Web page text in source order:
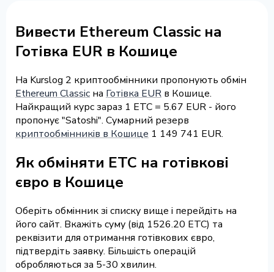
Вивести Ethereum Classic на
Готівка EUR в Кошице
На Kurslog 2 криптообмінники пропонують обмін
Ethereum Classic на Готівка EUR в Кошице.
Найкращий курс зараз 1 ETC = 5.67 EUR - його
пропонує "Satoshi". Сумарний резерв
криптообмінників в Кошице 1 149 741 EUR.
Як обміняти ETC на готівкові
євро в Кошице
Оберіть обмінник зі списку вище і перейдіть на
його сайт. Вкажіть суму (від 1526.20 ETC) та
реквізити для отримання готівкових євро,
підтвердіть заявку. Більшість операцій
обробляються за 5-30 хвилин.